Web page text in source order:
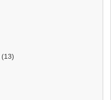
(13)